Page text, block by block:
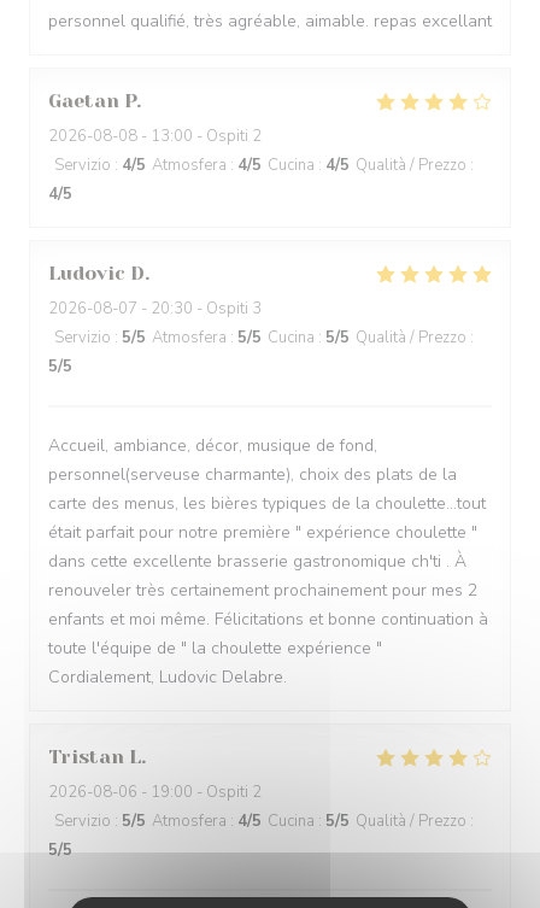
personnel qualifié, très agréable, aimable. repas excellant
Gaetan P
2026-08-08 - 13:00 - Ospiti 2
Servizio : 4/5 Atmosfera : 4/5 Cucina : 4/5 Qualità / Prezzo :
4/5
Ludovic D
2026-08-07 - 20:30 - Ospiti 3
Servizio : 5/5 Atmosfera : 5/5 Cucina : 5/5 Qualità / Prezzo :
5/5
Accueil, ambiance, décor, musique de fond,
personnel(serveuse charmante), choix des plats de la
carte des menus, les bières typiques de la choulette...tout
était parfait pour notre première " expérience choulette "
dans cette excellente brasserie gastronomique ch'ti . À
renouveler très certainement prochainement pour mes 2
enfants et moi même. Félicitations et bonne continuation à
toute l'équipe de " la choulette expérience "
Cordialement, Ludovic Delabre.
Tristan L
2026-08-06 - 19:00 - Ospiti 2
Servizio : 5/5 Atmosfera : 4/5 Cucina : 5/5 Qualità / Prezzo :
5/5